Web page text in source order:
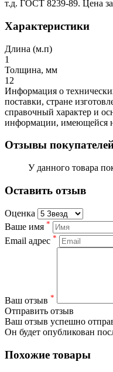
т.д. ГОСТ 8239-89. Цена
Характеристики
Длина (м.п)
1
Толщина, мм
12
Информация о
поставки, стране
справочный характер и
информации, имеющейся
Отзывы
У данного товара
Оставить отзыв
Оценка
Ваше имя *
Email адрес *
Ваш отзыв *
Отправить отзыв
Ваш отзыв успешно
Он будет опубликован
Похожие товары